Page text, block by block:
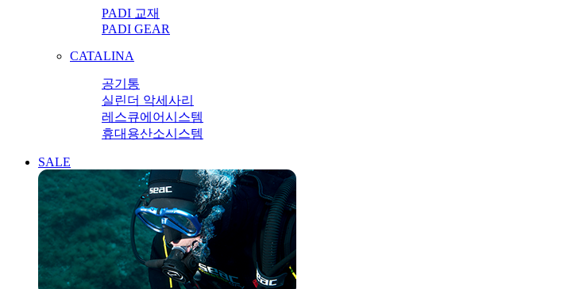
PADI 교재
PADI GEAR
CATALINA
공기통
실린더 악세사리
레스큐에어시스템
휴대용산소시스템
SALE